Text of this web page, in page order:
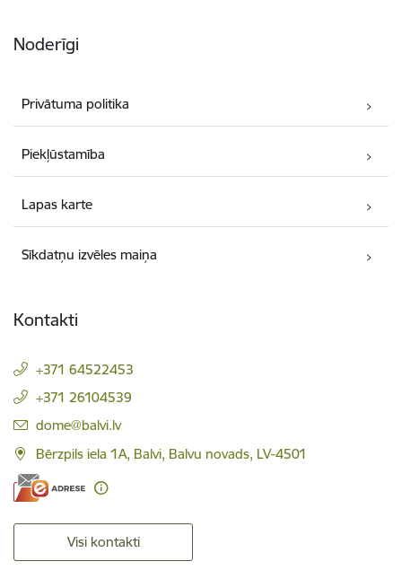
Noderīgi
Privātuma politika
Piekļūstamība
Lapas karte
Sīkdatņu izvēles maiņa
Kontakti
+371 64522453
+371 26104539
E-pasts:
dome@balvi.lv
Bērzpils iela 1A, Balvi, Balvu novads, LV-4501
Visi kontakti